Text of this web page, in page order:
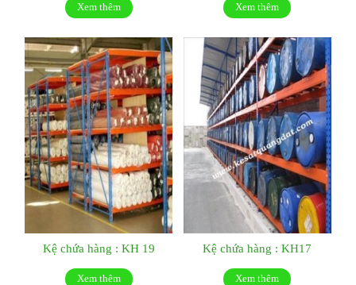
Xem thêm Xem thêm
Kệ chứa hàng : KH 19
Xem thêm
Kệ chứa hàng : KH17
Xem thêm